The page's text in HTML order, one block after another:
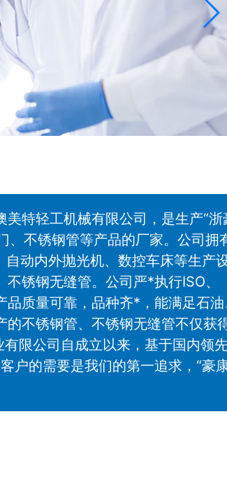
特轻工机械有限公司，是生产“浙
、不锈钢管等产品的厂家。公司拥
动内外抛光机、数控车床等生产
锈钢无缝管。公司严*执行ISO、
品质量可靠，品种齐*，能满足石
不锈钢管、不锈钢无缝管不仅获
限公司自成立以来，基于国内领
户的需要是我们的第一追求，“豪